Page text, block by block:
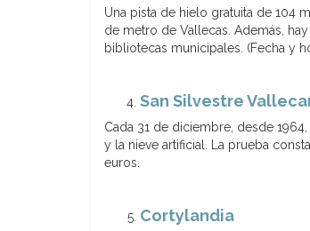
Una pista de hielo gratuita de 104
de metro de Vallecas. Además,
bibliotecas municipales. (Fecha y
San Silvestre
Cada 31 de diciembre, desde
y la nieve artificial. La prueba
euros.
Cortylandia